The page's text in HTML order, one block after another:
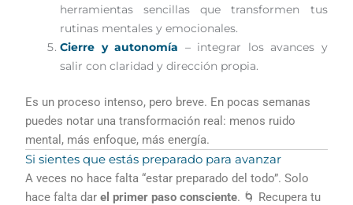
herramientas sencillas que transformen tus
rutinas mentales y emocionales.
Cierre y autonomía – integrar los avances y
salir con claridad y dirección propia.
Es un proceso intenso, pero breve. En pocas semanas
puedes notar una transformación real: menos ruido
mental, más enfoque, más energía.
Si sientes que estás preparado para avanzar
A veces no hace falta “estar preparado del todo”. Solo
hace falta darel primer paso consciente. 🌀 Recupera tu